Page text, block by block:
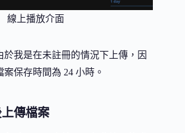
線上播放介面
我是在未註冊的情況下上傳，因
保存時間為 24 小時。
傳檔案